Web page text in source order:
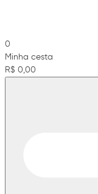
0
Minha cesta
R$ 0,00